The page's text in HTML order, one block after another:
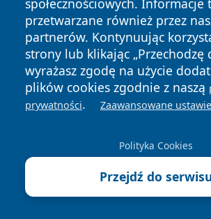
społecznościowych. Informacje
przetwarzane również przez
partnerów. Kontynuując
strony lub klikając „Przechodzę
wyrażasz zgodę na użycie
plików cookies zgodnie z naszą
prywatności. Zaawansowane
Polityka Cookies
Przejdź do
News Autorzy
Polityka
Prywatności